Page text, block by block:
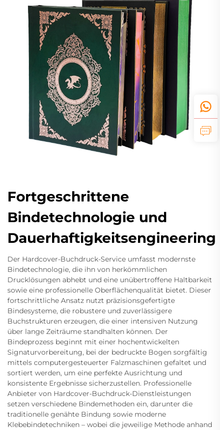
Fortgeschrittene
Bindetechnologie und
Dauerhaftigkeitsengineering
Der Hardcover-Buchdruck-Service umfasst modernste
Bindetechnologie, die ihn von herkömmlichen
Drucklösungen abhebt und eine unübertroffene Haltbarkeit
sowie eine professionelle Oberflächenqualität bietet. Dieser
fortschrittliche Ansatz nutzt präzisionsgefertigte
Bindesysteme, die robustere und zuverlässigere
Buchstrukturen erzeugen, die einer intensiven Nutzung
über lange Zeiträume standhalten können. Der
Bindeprozess beginnt mit einer hochentwickelten
Signaturvorbereitung, bei der bedruckte Bogen sorgfältig
mittels computergesteuerter Falzmaschinen gefaltet und
sortiert werden, um eine perfekte Ausrichtung und
konsistente Ergebnisse sicherzustellen. Professionelle
Anbieter von Hardcover-Buchdruck-Dienstleistungen
setzen verschiedene Bindemethoden ein, darunter die
traditionelle genähte Bindung sowie moderne
Klebebindetechniken – wobei die jeweilige Methode anhand